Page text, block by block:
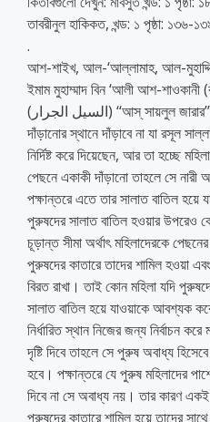
তাবরীনুল হাকিকত, খন্ড: ১ পৃষ্ঠা: ১৩৬-
.
আশ-শাইখ, আল-‘আল্লামাহ, আল-
ইমাম মুহাম্মাদ বিন ‘আলী আশ-শাওকানী
(السيل الجرار) ‘‘আস্ সায়লুল জারার’’ কিতাবে বলেন, কোন মহিলা যখন তার
দাঁড়ানোর স্থানে দাঁড়াবে না যা রসূল
নির্দিষ্ট করে দিয়েছেন, আর তা হচ্ছে
পেছনে একাকী দাঁড়ানো তাহলে সে নারী
পক্ষান্তরে এতে তার সালাত বাতিল হয়ে
পুরুষদের সালাত বাতিল হওয়ার উপরেও
চূড়ান্ত সীমা অর্থাৎ মহিলাদেরকে
পুরুষদের কাতারে তাদের শামিল হওয়া
বিরত রাখা। তাই কোন মহিলা যদি
সালাত বাতিল হয়ে যাওয়াকে আবশ্যক
নির্ধারিত স্থান নিজের জন্য নির্বাচন
দৃষ্টি দিবে তাহলে সে পুরুষ অবাধ্য
হবে। পক্ষান্তরে যে পুরুষ মহিলাদের
দিবে না সে অবাধ্য নয়। তার কারণ একই
পুরুষদের কাতারে শামিল হয়ে তাদের